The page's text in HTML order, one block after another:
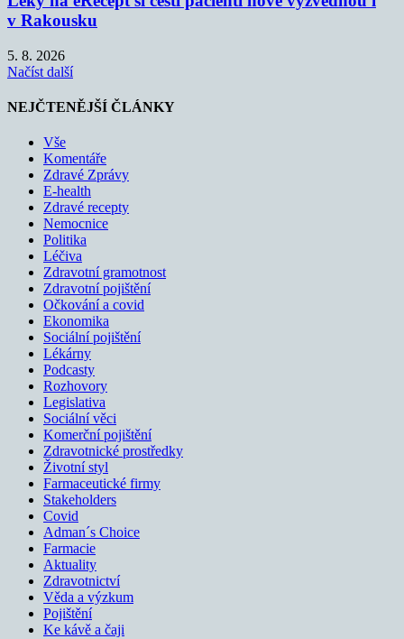
v Rakousku
5. 8. 2026
Načíst další
NEJČTENĚJŠÍ ČLÁNKY
Vše
Komentáře
Zdravé Zprávy
E-health
Zdravé recepty
Nemocnice
Politika
Léčiva
Zdravotní gramotnost
Zdravotní pojištění
Očkování a covid
Ekonomika
Sociální pojištění
Lékárny
Podcasty
Rozhovory
Legislativa
Sociální věci
Komerční pojištění
Zdravotnické prostředky
Životní styl
Farmaceutické firmy
Stakeholders
Covid
Adman´s Choice
Farmacie
Aktuality
Zdravotnictví
Věda a výzkum
Pojištění
Ke kávě a čaji